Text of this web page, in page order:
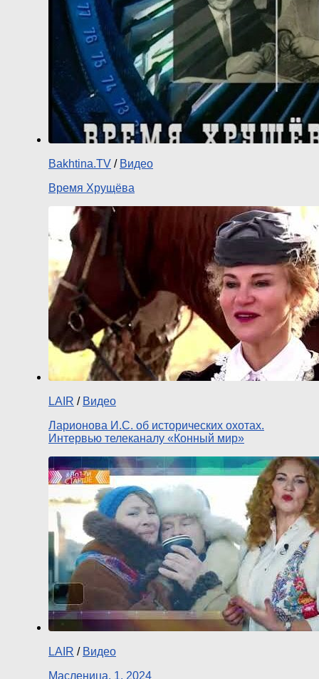
Bakhtina.TV / Видео
Время Хрущёва
LAIR / Видео
Ларионова И.С. об исторических охотах.
Интервью телеканалу «Конный мир»
LAIR / Видео
Масленица. 1. 2024